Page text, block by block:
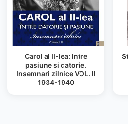
Carol al II-lea: Intre
pasiune si datorie.
Insemnari zilnice VOL. II
1934-1940